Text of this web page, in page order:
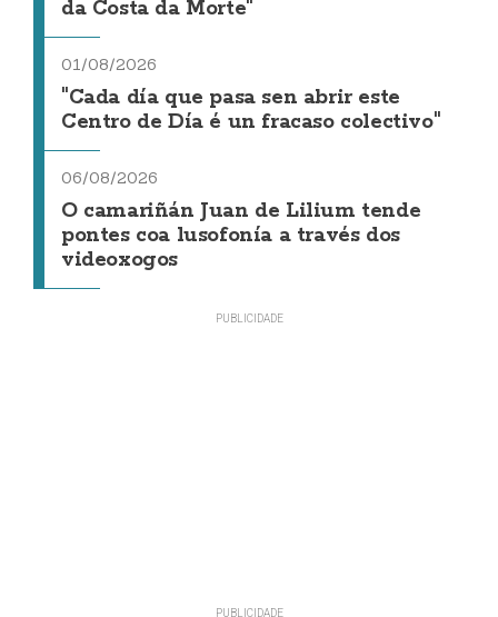
da Costa da Morte"
01/08/2026
"Cada día que pasa sen abrir este
Centro de Día é un fracaso colectivo"
06/08/2026
O camariñán Juan de Lilium tende
pontes coa lusofonía a través dos
videoxogos